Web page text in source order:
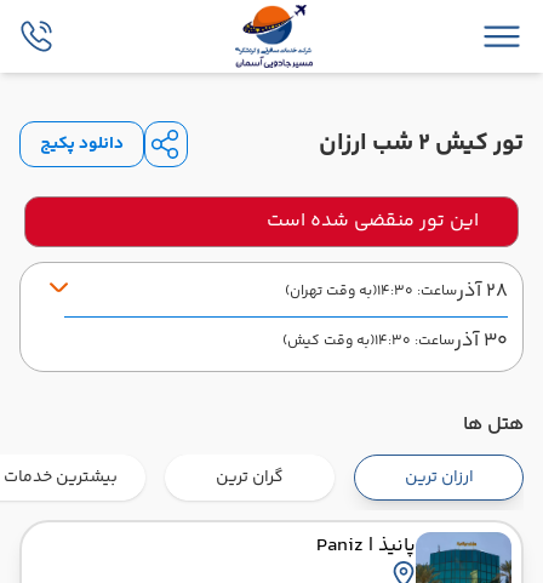
تور کیش 2 شب ارزان دانلود پکیج
این تور منقضی شده است
28 آذر ساعت: 14:30 (به وقت تهران)
30 آذر ساعت: 14:30 (به وقت کیش)
ساعت سفر : 14:30
به فرودگاه بین‌المللی کیش KIH
هتل ها
ارزان ترین گران ترین بیشترین خدمات
پانیذ | Paniz